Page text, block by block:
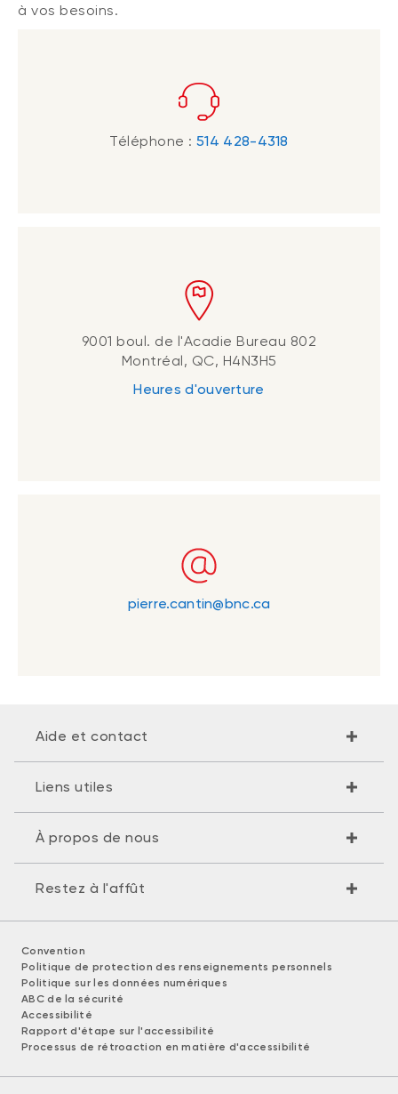
à vos besoins.
Téléphone :514 428-4318
9001 boul. de l'Acadie Bureau 802
Montréal, QC, H4N3H5
Heures d'ouverture
pierre.cantin@bnc.ca
Aide et contact
Liens utiles
À propos de nous
Restez à l'affût
Convention
Politique de protection des renseignements personnels
Politique sur les données numériques
ABC de la sécurité
Accessibilité
Rapport d'étape sur l'accessibilité
Processus de rétroaction en matière d'accessibilité